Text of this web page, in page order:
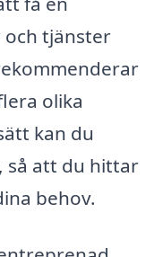
tjänster
olika
kan du
så att du hittar
behov.